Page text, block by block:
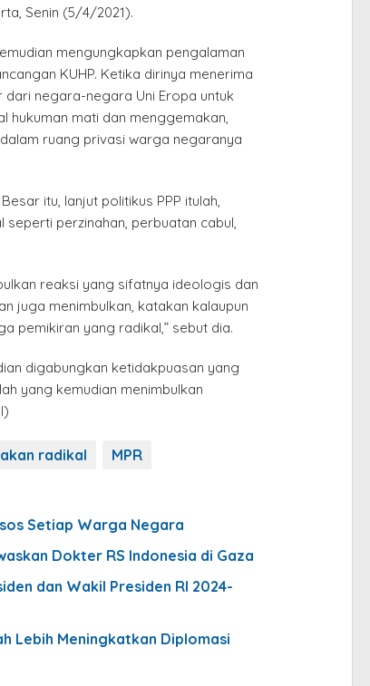
Senin (5/4/2021).
mengungkapkan pengalaman
KUHP. Ketika dirinya menerima
negara-negara Uni Eropa untuk
hukuman mati dan menggemakan,
ruang privasi warga negaranya
itu, lanjut politikus PPP itulah,
perzinahan, perbuatan cabul,
reaksi yang sifatnya ideologis dan
juga menimbulkan, katakan kalaupun
pemikiran yang radikal,” sebut dia.
digabungkan ketidakpuasan yang
yang kemudian menimbulkan
radikal MPR
Setiap Warga Negara
Dokter RS Indonesia di Gaza
dan Wakil Presiden RI 2024-
Lebih Meningkatkan Diplomasi